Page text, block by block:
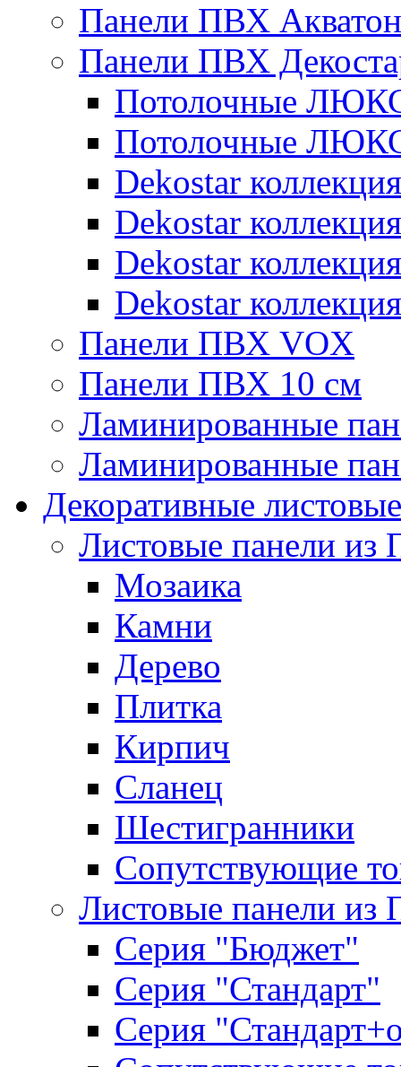
Панели ПВХ Акватон
Панели ПВХ
Потолочные
Потолочные
Dekostar
Dekostar
Dekostar
Dekostar
Панели ПВХ VOX
Панели ПВХ 10 см
Ламинированные
Ламинированные
Декоративные
Листовые панели из
Мозаика
Камни
Дерево
Плитка
Кирпич
Сланец
Шестигранники
Сопутствующие
Листовые панели из
Серия "Бюджет"
Серия "Стандарт"
Серия